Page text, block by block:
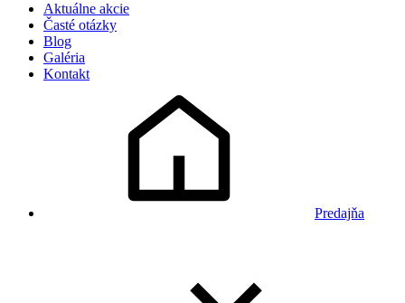
Aktuálne akcie
Časté otázky
Blog
Galéria
Kontakt
Predajňa